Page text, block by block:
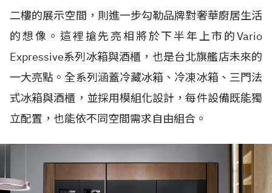
二樓的展示空間，則進一步勾勒品牌對奢華廚居生活
的想像。這裡搶先亮相將於下半年上市的Vario
Expressive系列冰箱與酒櫃，也是台北旗艦店未來的
一大亮點。全系列涵蓋冷藏冰箱、冷凍冰箱、三門法
式冰箱與酒櫃，並採用模組化設計，每件設備既能獨
立配置，也能依不同空間需求自由組合。